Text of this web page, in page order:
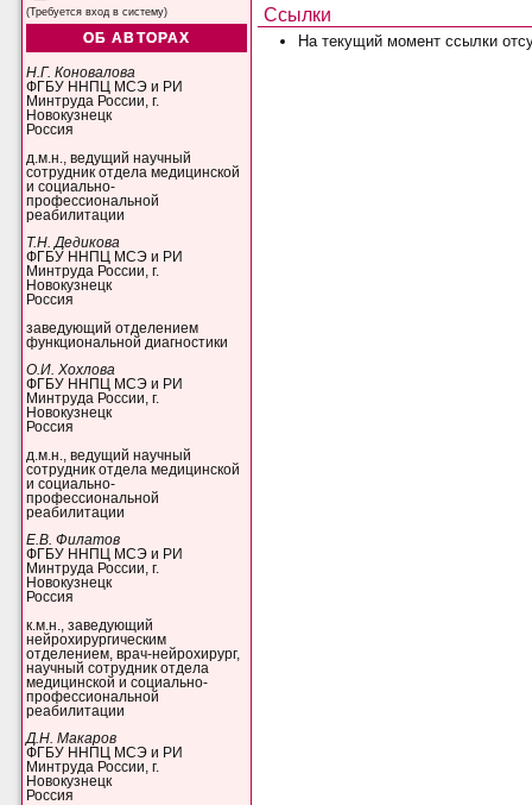
(Требуется вход в систему)
ОБ АВТОРАХ
Н.Г. Коновалова
ФГБУ ННПЦ МСЭ и РИ
Минтруда России, г.
Новокузнецк
Россия
д.м.н., ведущий научный
сотрудник отдела медицинской
и социально-
профессиональной
реабилитации
Т.Н. Дедикова
ФГБУ ННПЦ МСЭ и РИ
Минтруда России, г.
Новокузнецк
Россия
заведующий отделением
функциональной диагностики
О.И. Хохлова
ФГБУ ННПЦ МСЭ и РИ
Минтруда России, г.
Новокузнецк
Россия
д.м.н., ведущий научный
сотрудник отдела медицинской
и социально-
профессиональной
реабилитации
Е.В. Филатов
ФГБУ ННПЦ МСЭ и РИ
Минтруда России, г.
Новокузнецк
Россия
к.м.н., заведующий
нейрохирургическим
отделением, врач-нейрохирург,
научный сотрудник отдела
медицинской и социально-
профессиональной
реабилитации
Д.Н. Макаров
ФГБУ ННПЦ МСЭ и РИ
Минтруда России, г.
Новокузнецк
Россия
Ссылки
На текущий момент ссылки